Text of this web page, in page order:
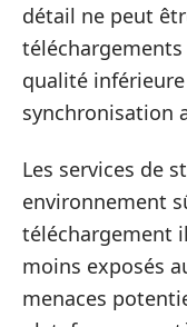
détail ne peut
qualité
synchronisation
Les services de
environnement
téléchargement
moins exposés
menaces